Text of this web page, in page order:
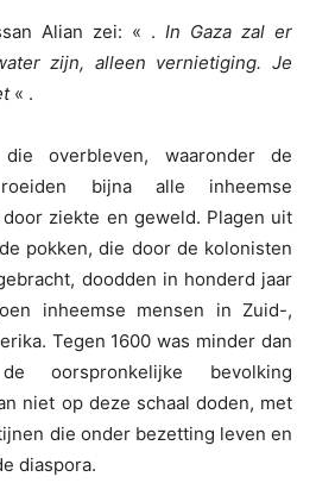
Alian zei: « . In Gaza zal er
zijn, alleen vernietiging. Je
« .
overbleven, waaronder de
bijna alle inheemse
ziekte en geweld. Plagen uit
pokken, die door de kolonisten
doodden in honderd jaar
inheemse mensen in Zuid-,
Tegen 1600 was minder dan
oorspronkelijke bevolking
niet op deze schaal doden, met
die onder bezetting leven en
diaspora.